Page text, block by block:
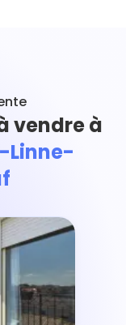
vendre à
Linne-